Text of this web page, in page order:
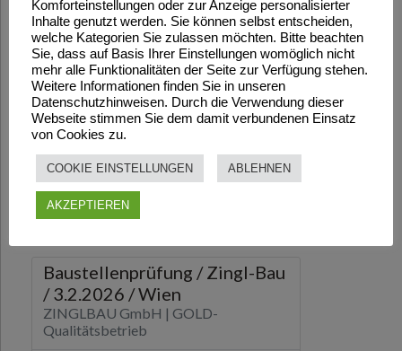
Komforteinstellungen oder zur Anzeige personalisierter
Inhalte genutzt werden. Sie können selbst entscheiden,
welche Kategorien Sie zulassen möchten. Bitte beachten
Sie, dass auf Basis Ihrer Einstellungen womöglich nicht
mehr alle Funktionalitäten der Seite zur Verfügung stehen.
Weitere Informationen finden Sie in unseren
Datenschutzhinweisen. Durch die Verwendung dieser
Webseite stimmen Sie dem damit verbundenen Einsatz
von Cookies zu.
COOKIE EINSTELLUNGEN ABLEHNEN
AKZEPTIEREN